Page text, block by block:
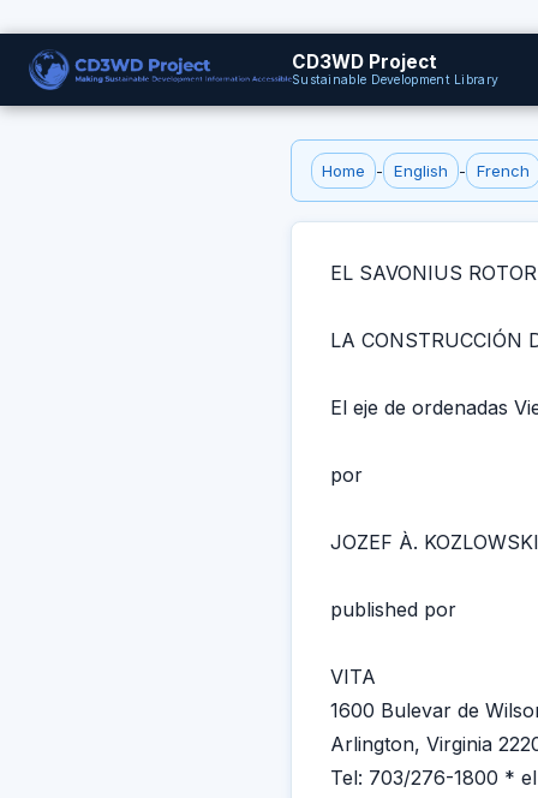
CD3WD Project
Sustainable Development Library
Home - English - French
EL SAVONIUS ROTOR
LA CONSTRUCCIÓN
El eje de ordenadas
por
JOZEF À. KOZLOWSKI
published por
VITA
1600 Bulevar de
Arlington, Virginia
Tel: 703/276-1800 *